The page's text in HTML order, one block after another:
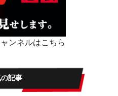
ンネルはこちら
の記事